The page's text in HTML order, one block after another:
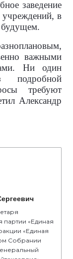
заведение
в
будущем.
важными
Ни один
подробной
требуют
Александр
партии «Единая
«Единая
Собрании